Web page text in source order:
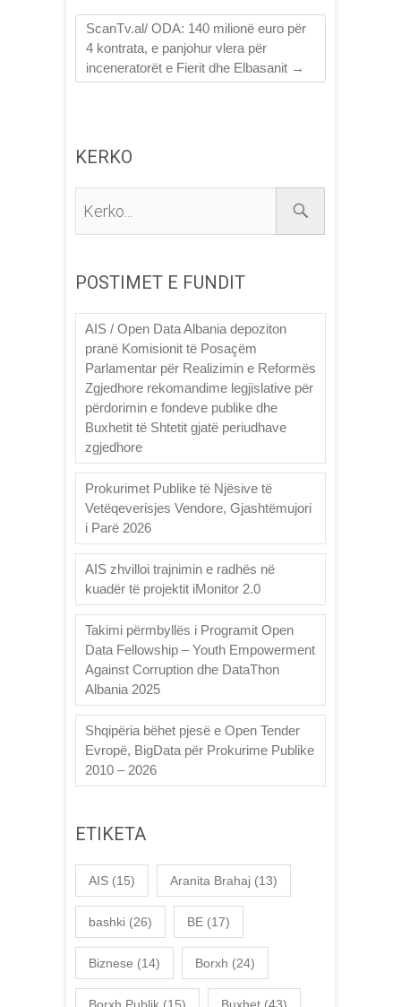
ScanTv.al/ ODA: 140 milionë euro për
4 kontrata, e panjohur vlera për
inceneratorët e Fierit dhe Elbasanit →
KERKO
POSTIMET E FUNDIT
AIS / Open Data Albania depoziton
pranë Komisionit të Posaçëm
Parlamentar për Realizimin e Reformës
Zgjedhore rekomandime legjislative për
përdorimin e fondeve publike dhe
Buxhetit të Shtetit gjatë periudhave
zgjedhore
Prokurimet Publike të Njësive të
Vetëqeverisjes Vendore, Gjashtëmujori
i Parë 2026
AIS zhvilloi trajnimin e radhës në
kuadër të projektit iMonitor 2.0
Takimi përmbyllës i Programit Open
Data Fellowship – Youth Empowerment
Against Corruption dhe DataThon
Albania 2025
Shqipëria bëhet pjesë e Open Tender
Evropë, BigData për Prokurime Publike
2010 – 2026
ETIKETA
AIS (15) Aranita Brahaj (13)
bashki (26) BE (17)
Biznese (14) Borxh (24)
Borxh Publik (15) Buxhet (43)